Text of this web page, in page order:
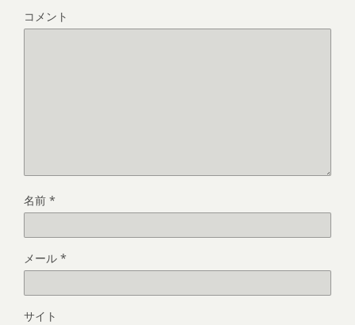
コメント
名前 *
メール *
サイト